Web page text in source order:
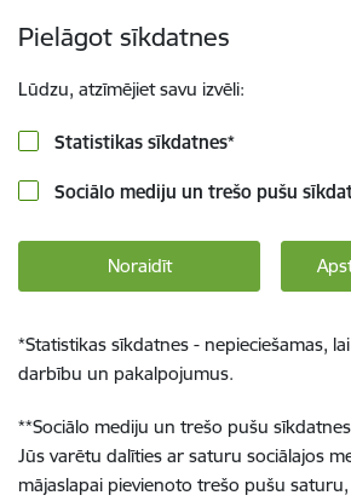
Pielāgot sīkdatnes
Lūdzu, atzīmējiet savu izvēli:
Statistikas sīkdatnes*
Sociālo mediju un trešo pušu
Noraidīt
*Statistikas sīkdatnes - nepieciešamas,
darbību un pakalpojumus.
**Sociālo mediju un trešo pušu
Jūs varētu dalīties ar saturu sociālajos
mājaslapai pievienoto trešo pušu